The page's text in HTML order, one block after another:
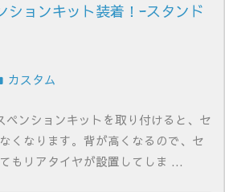
ションキット装着！ｰスタンド
カスタム
ペンションキットを取り付けると、セ
くなります。背が高くなるので、セ
もリアタイヤが設置してしま ...